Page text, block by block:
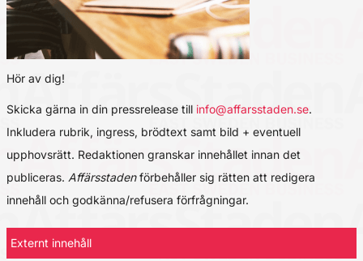
Hör av dig!
Skicka gärna in din pressrelease till info@affarsstaden.se.
Inkludera rubrik, ingress, brödtext samt bild + eventuell
upphovsrätt. Redaktionen granskar innehållet innan det
publiceras. Affärsstadenförbehåller sig rätten att redigera
innehåll och godkänna/refusera förfrågningar.
Externt innehåll